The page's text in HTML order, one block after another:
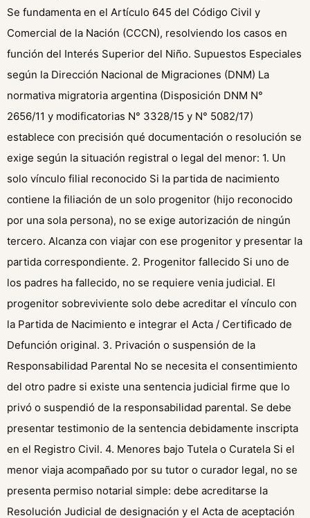
Se fundamenta en el Artículo 645 del Código Civil y
Comercial de la Nación (CCCN), resolviendo los casos en
función del Interés Superior del Niño. Supuestos Especiales
según la Dirección Nacional de Migraciones (DNM) La
normativa migratoria argentina (Disposición DNM N°
2656/11 y modificatorias N° 3328/15 y N° 5082/17)
establece con precisión qué documentación o resolución se
exige según la situación registral o legal del menor: 1. Un
solo vínculo filial reconocido Si la partida de nacimiento
contiene la filiación de un solo progenitor (hijo reconocido
por una sola persona), no se exige autorización de ningún
tercero. Alcanza con viajar con ese progenitor y presentar la
partida correspondiente. 2. Progenitor fallecido Si uno de
los padres ha fallecido, no se requiere venia judicial. El
progenitor sobreviviente solo debe acreditar el vínculo con
la Partida de Nacimiento e integrar el Acta / Certificado de
Defunción original. 3. Privación o suspensión de la
Responsabilidad Parental No se necesita el consentimiento
del otro padre si existe una sentencia judicial firme que lo
privó o suspendió de la responsabilidad parental. Se debe
presentar testimonio de la sentencia debidamente inscripta
en el Registro Civil. 4. Menores bajo Tutela o Curatela Si el
menor viaja acompañado por su tutor o curador legal, no se
presenta permiso notarial simple: debe acreditarse la
Resolución Judicial de designación y el Acta de aceptación